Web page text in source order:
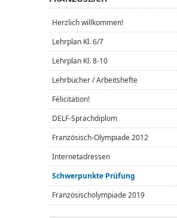
Herzlich willkommen!
Lehrplan Kl. 6/7
Lehrplan Kl. 8-10
Lehrbücher / Arbeitshefte
Félicitation!
DELF-Sprachdiplom
Französisch-Olympiade 2012
Internetadressen
Schwerpunkte Prüfung
Französischolympiade 2019